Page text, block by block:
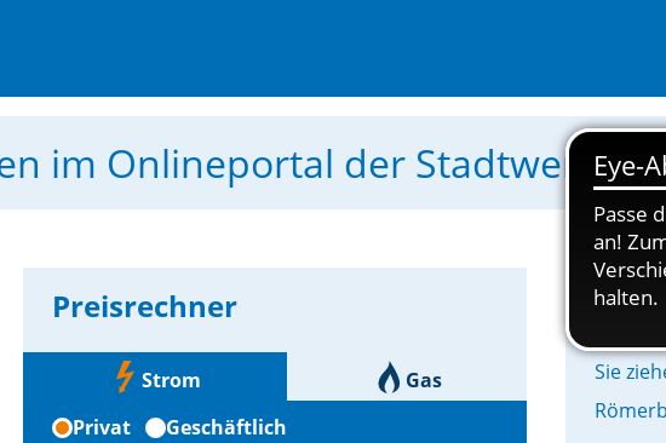
im Onlineportal der Stadtwerke
Preisrechner
Strom
Gas
Privat
Geschäftlich
Sie